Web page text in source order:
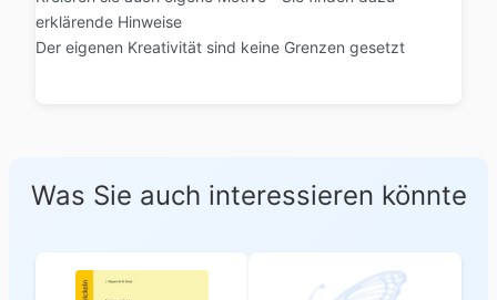
erklärende Hinweise
Der eigenen Kreativität sind keine Grenzen gesetzt
Was Sie auch interessieren könnte